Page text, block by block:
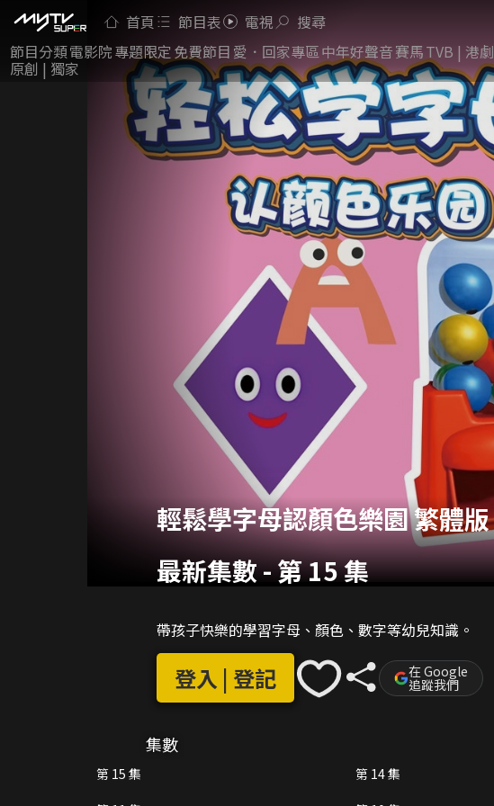
首頁 節目表 電視 搜尋
節目分類電影院專題限定 免費節目 愛．回家專區中年好聲音賽馬TVB | 港劇
原創 | 獨家
輕鬆學字母認顏色樂園 繁體版
最新集數-第 15 集
帶孩子快樂的學習字母、顏色、數字等幼兒知識。
登入 | 登記 在 Google
追蹤我們
集數
第 15 集 第 14 集